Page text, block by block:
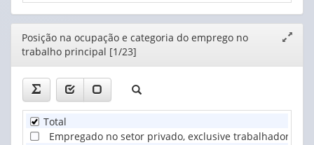
Editor
Posição na ocupação e categoria do emprego no
trabalho principal [1/23]
Total
Empregado no setor privado, exclusive trabalhador